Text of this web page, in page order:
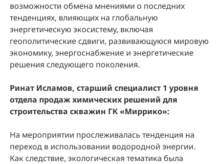
возможности обмена мнениями о последних
тенденциях, влияющих на глобальную
энергетическую экосистему, включая
геополитические сдвиги, развивающуюся мировую
экономику, энергоснабжение и энергетические
решения следующего поколения.
Ринат Исламов, старший специалист 1 уровня
отдела продаж химических решений для
строительства скважин ГК «Миррико»:
На мероприятии прослеживалась тенденция на
переход в использовании водородной энергии.
Как следствие, экологическая тематика была